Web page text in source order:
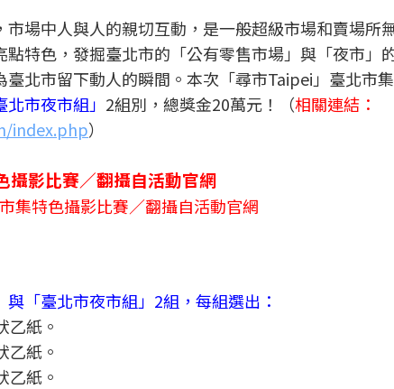
場中人與人的親切互動，是一般超級市場和賣場所
特色，發掘臺北市的「公有零售市場」與「夜市」
北市留下動人的瞬間。本次「尋市Taipei」臺北市
北市夜市組」 2組別，總獎金20萬元！（相關連結：
index.php）
集特色攝影比賽／翻攝自活動官網
「臺北市夜市組」2組，每組選出：
乙紙。
乙紙。
乙紙。